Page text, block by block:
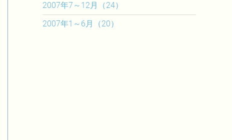
2007年7～12月（24）
2007年1～6月（20）